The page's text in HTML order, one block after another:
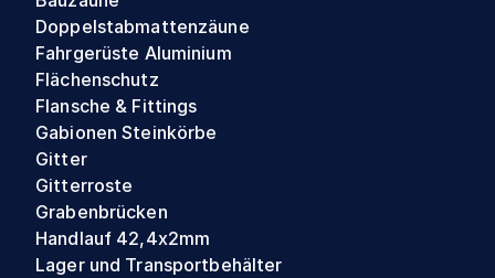
Doppelstabmattenzäune
Fahrgerüste Aluminium
Flächenschutz
Flansche & Fittings
Gabionen Steinkörbe
Gitter
Gitterroste
Grabenbrücken
Handlauf 42,4x2mm
Lager und Transportbehälter